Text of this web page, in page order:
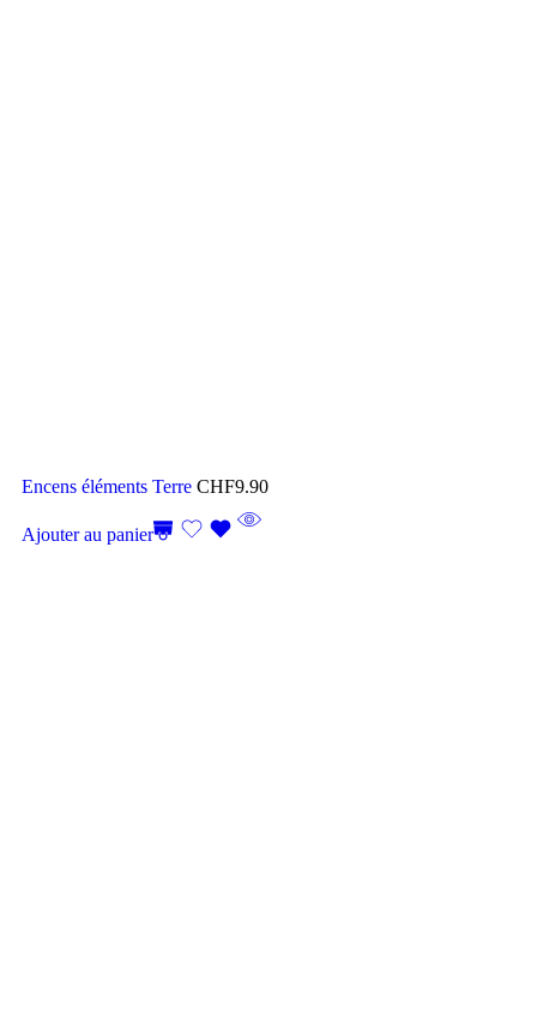
Encens éléments Terre CHF9.90
Ajouter au panier